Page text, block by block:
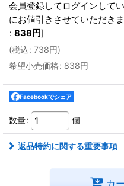
会員登録してログインして
にお値引きさせていただき
: 838 円]
(税込: 738円)
希望小売価格: 838円
Facebookでシェア
数量: 個
返品特約に関する重要事項
カ